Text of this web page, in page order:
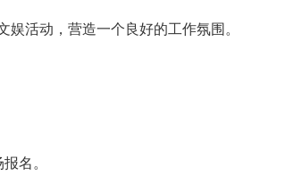
活动，营造一个良好的工作氛围。
名。